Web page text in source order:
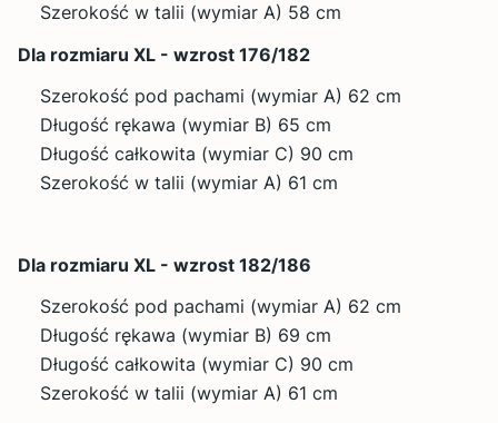
Szerokość w talii (wymiar A) 58 cm
Dla rozmiaru XL - wzrost 176/182
Szerokość pod pachami (wymiar A) 62 cm
Długość rękawa (wymiar B) 65 cm
Długość całkowita (wymiar C) 90 cm
Szerokość w talii (wymiar A) 61 cm
Dla rozmiaru XL - wzrost 182/186
Szerokość pod pachami (wymiar A) 62 cm
Długość rękawa (wymiar B) 69 cm
Długość całkowita (wymiar C) 90 cm
Szerokość w talii (wymiar A) 61 cm